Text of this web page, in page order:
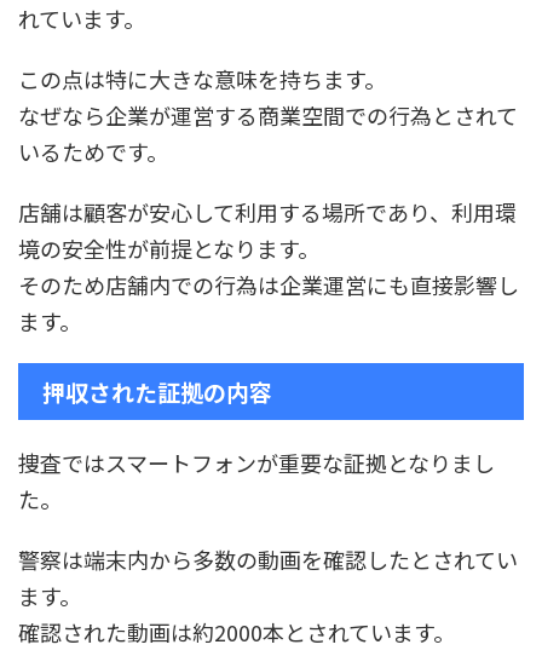
れています。
この点は特に大きな意味を持ちます。
なぜなら企業が運営する商業空間での行為とされて
いるためです。
店舗は顧客が安心して利用する場所であり、利用環
境の安全性が前提となります。
そのため店舗内での行為は企業運営にも直接影響し
ます。
押収された証拠の内容
捜査ではスマートフォンが重要な証拠となりまし
た。
警察は端末内から多数の動画を確認したとされてい
ます。
確認された動画は約2000本とされています。